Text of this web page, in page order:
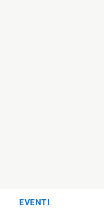
EVENTI